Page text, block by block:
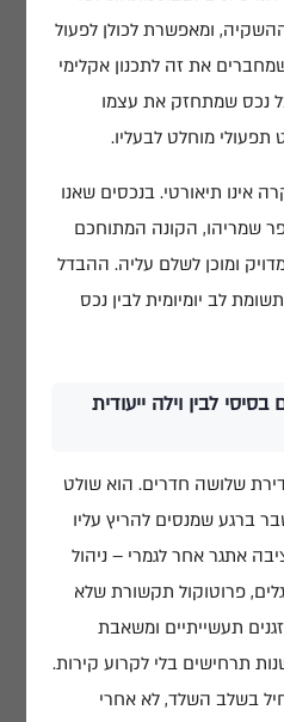
ומאפשרת לכולן לפעול
את זה לתכנון אקלימי
נכס שמתחזק את עצמו
מוחלט לבעליו.
אינו תיאורטי. בנכסים שאנו
שמריהו, הקונה המתוחכם
ומוכן לשלם עליה. ההבדל
לב יומיומית לבין נכס
לבין וילה ייעודית
שלושה חדרים. הוא שולט
ברגע שמנסים להריץ עליו
אתגר אחר לגמרי – ניהול
פרוטוקול תקשורת שלא
תעשייתיים ומשאבת
תרחישים בלי לקרוע קירות.
בשלב השלד, לא אחרי